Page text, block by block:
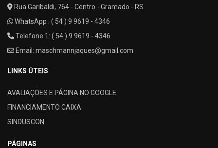
Rua Garibaldi, 764 - Centro - Gramado - RS
WhatsApp : ( 54 ) 9 9619 - 4346
Telefone 1: ( 54 ) 9 9619 - 4346
Email: maschmannjaques@gmail.com
LINKS ÚTEIS
AVALIAÇÕES E PÁGINA NO GOOGLE
FINANCIAMENTO CAIXA
SINDUSCON
PÁGINAS